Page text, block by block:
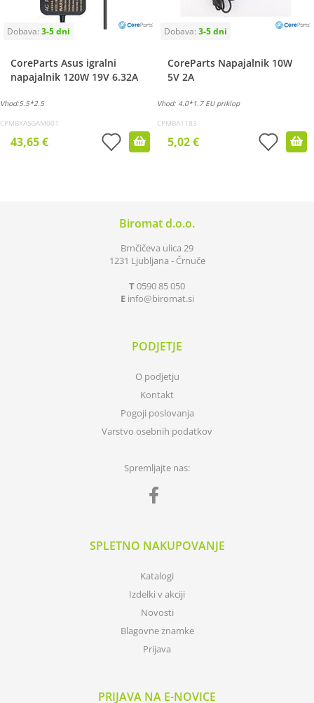
CoreParts Asus igralni
napajalnik 120W 19V 6.32A
Vhod:5.5*2.5
CPMBXASGAM001
43,65 €
CoreParts Napajalnik 10W
5V 2A
Vhod: 4.0*1.7 EU priklop
CPMBA1183
5,02 €
Biromat d.o.o.
Brnčičeva ulica 29
1231 Ljubljana - Črnuče
T0590 85 050
E info biromat.si
PODJETJE
O podjetju
Kontakt
Pogoji poslovanja
Varstvo osebnih podatkov
Spremljajte nas:
SPLETNO NAKUPOVANJE
Katalogi
Izdelki v akciji
Novosti
Blagovne znamke
Prijava
PRIJAVA NA E-NOVICE